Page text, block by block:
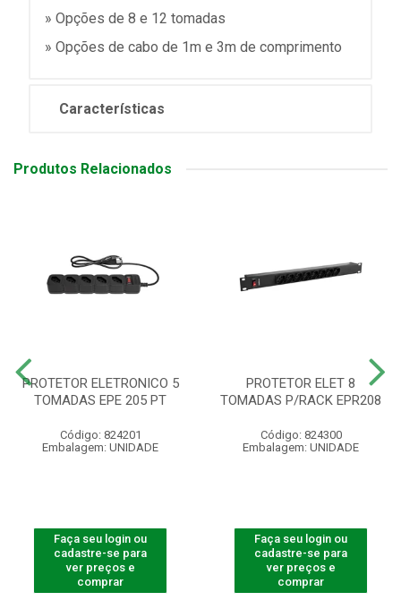
» Opções de 8 e 12 tomadas
» Opções de cabo de 1m e 3m de comprimento
Características
Produtos Relacionados
PROTETOR ELETRONICO 5
TOMADAS EPE 205 PT
Código: 824201
Embalagem: UNIDADE
Faça seu login ou
cadastre-se para
ver preços e
comprar
PROTETOR ELET 8
TOMADAS P/RACK EPR208
Código: 824300
Embalagem: UNIDADE
Faça seu login ou
cadastre-se para
ver preços e
comprar